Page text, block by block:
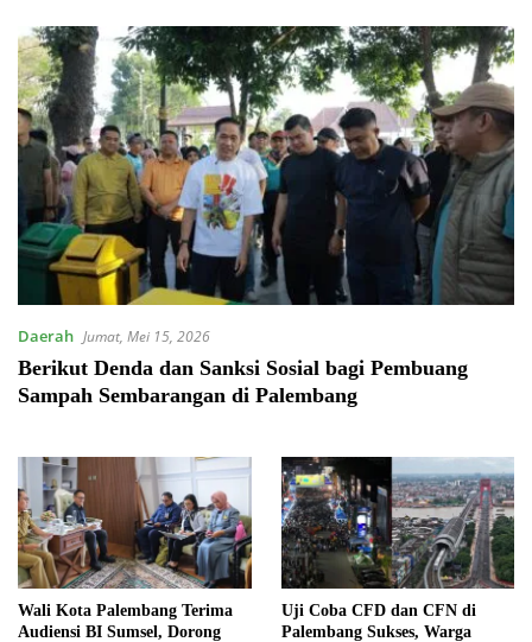
Daerah Jumat, Mei 15, 2026
Berikut Denda dan Sanksi Sosial bagi Pembuang
Sampah Sembarangan di Palembang
Wali Kota Palembang Terima
Audiensi BI Sumsel, Dorong
Uji Coba CFD dan CFN di
Palembang Sukses, Warga